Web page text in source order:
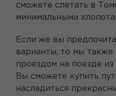
сможете слетать в
минимальными
Если же вы
варианты, то мы также
проездом на поезде
Вы сможете купить
насладиться